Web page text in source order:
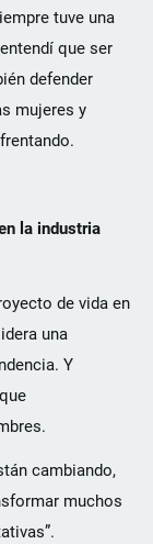
tuve una
que ser
defender
mujeres y
la industria
de vida en
una
Y
cambiando,
muchos